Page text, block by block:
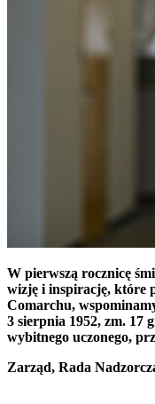
W pierwszą rocznicę
wizję i inspirację, które
Comarchu,
3 sierpnia 1952, zm. 17
wybitnego uczonego,
Zarząd, Rada